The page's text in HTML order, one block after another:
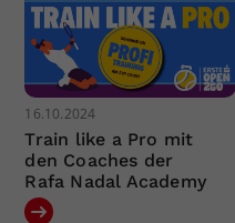
16.10.2024
Train like a Pro mit
den Coaches der
Rafa Nadal Academy